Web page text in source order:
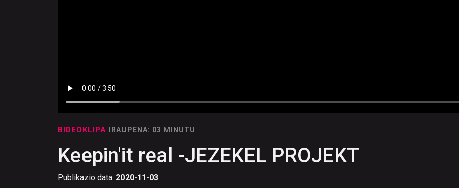
BIDEOKLIPA IRAUPENA: 03 MINUTU
Keepin'it real -JEZEKEL PROJEKT
Publikazio data: 2020-11-03